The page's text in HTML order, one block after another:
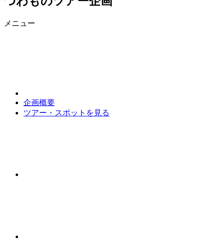
メニュー
企画概要
ツアー・スポットを見る